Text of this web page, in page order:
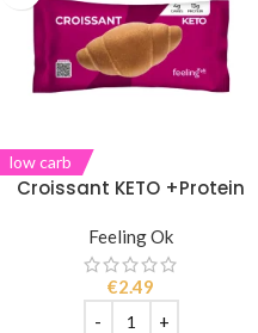
low carb
Croissant KETO +Protein
Feeling Ok
€2.49